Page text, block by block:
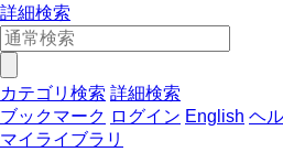
詳細検索
カテゴリ検索 詳細検索
ブックマーク ログイン English ヘ
マイライブラリ